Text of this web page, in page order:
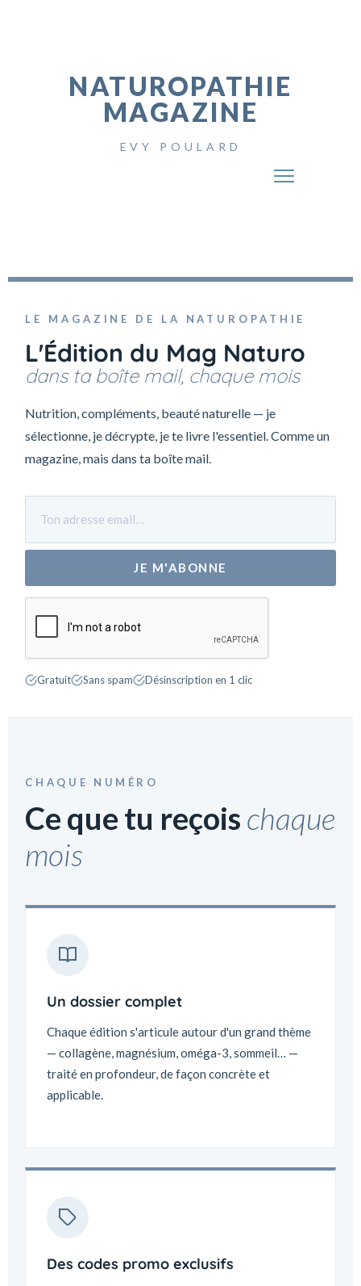
NATUROPATHIE
MAGAZINE
EVY POULARD
LE MAGAZINE DE LA NATUROPATHIE
L'Édition du Mag Naturo
dans ta boîte mail, chaque mois
Nutrition, compléments, beauté naturelle — je
sélectionne, je décrypte, je te livre l'essentiel. Comme un
magazine, mais dans ta boîte mail.
JE M'ABONNE
Gratuit Sans spam Désinscription en 1 clic
CHAQUE NUMÉRO
Ce que tu reçoischaque
mois
Un dossier complet
Chaque édition s'articule autour d'un grand thème
— collagène, magnésium, oméga-3, sommeil… —
traité en profondeur, de façon concrète et
applicable.
Des codes promo exclusifs